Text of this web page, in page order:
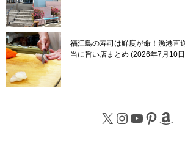
福江島の寿司は鮮度が命！漁港直
当に旨い店まとめ 2026年7月10日
X Instagram
YouTube